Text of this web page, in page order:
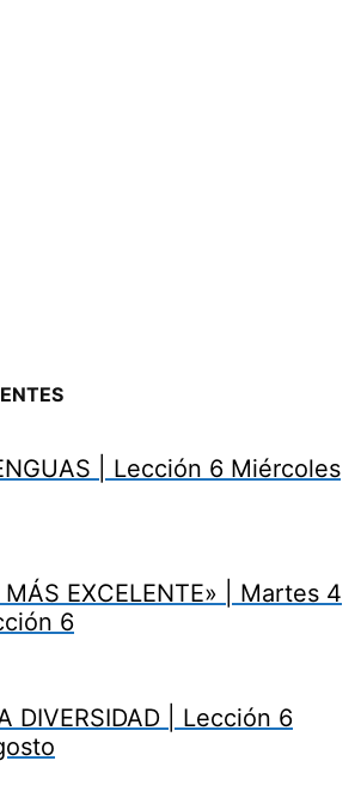
| Lección 6 Miércoles
EXCELENTE» | Martes 4
6
DIVERSIDAD | Lección 6